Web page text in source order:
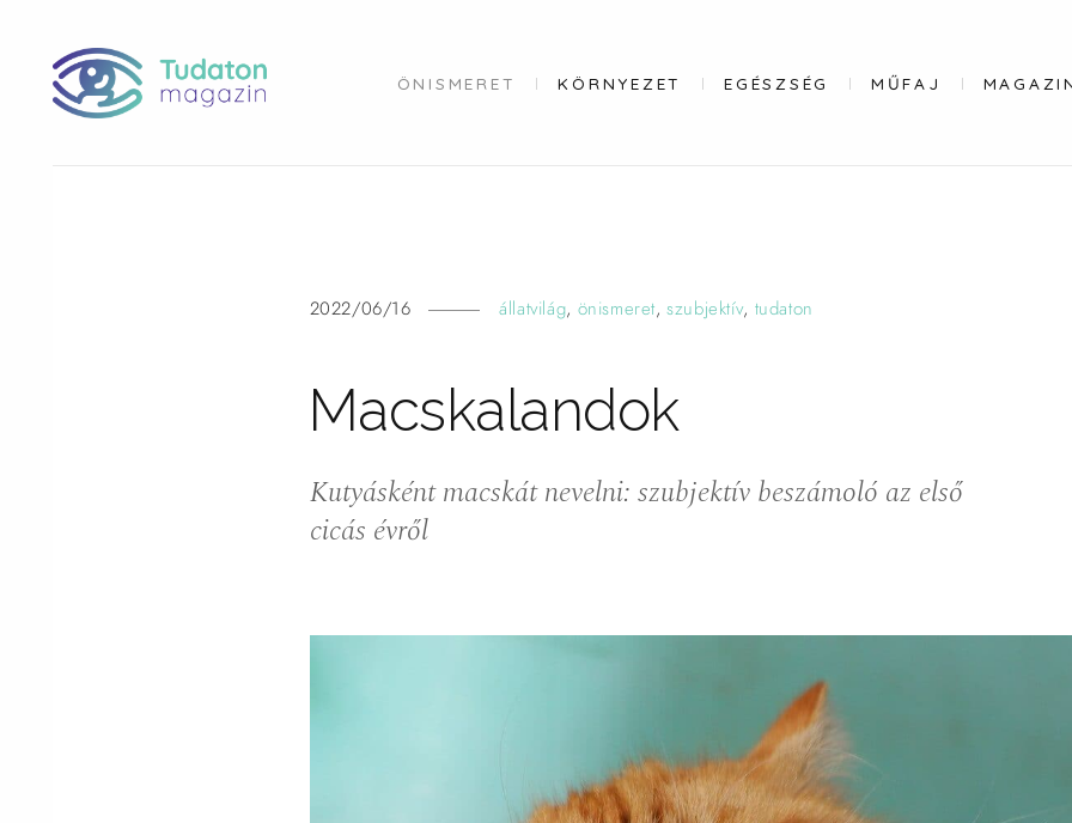
ÖNISMERET KÖRNYEZET EGÉSZSÉG MŰFAJ
2022/06/16 állatvilág, önismeret,szubjektív, tudaton
Macskalandok
Kutyásként macskát nevelni: szubjektív beszámoló az első
cicás évről